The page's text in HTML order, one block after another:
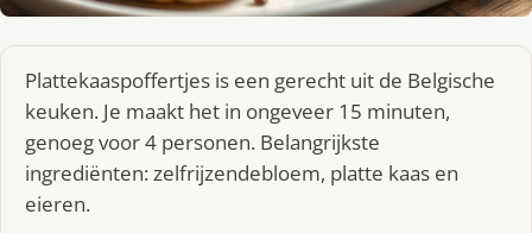
Plattekaaspoffertjes is een gerecht uit de Belgische
keuken. Je maakt het in ongeveer 15 minuten,
genoeg voor 4 personen. Belangrijkste
ingrediënten: zelfrijzendebloem, platte kaas en
eieren.